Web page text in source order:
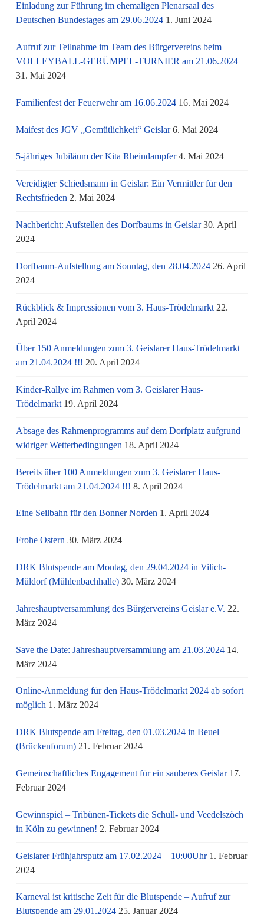
Einladung zur Führung im ehemaligen Plenarsaal des
Deutschen Bundestages am 29.06.2024 1. Juni 2024
Aufruf zur Teilnahme im Team des Bürgervereins beim
VOLLEYBALL-GERÜMPEL-TURNIER am 21.06.2024
31. Mai 2024
Familienfest der Feuerwehr am 16.06.2024 16. Mai 2024
Maifest des JGV „Gemütlichkeit“ Geislar 6. Mai 2024
5-jähriges Jubiläum der Kita Rheindampfer 4. Mai 2024
Vereidigter Schiedsmann in Geislar: Ein Vermittler für den
Rechtsfrieden 2. Mai 2024
Nachbericht: Aufstellen des Dorfbaums in Geislar 30. April
2024
Dorfbaum-Aufstellung am Sonntag, den 28.04.2024 26. April
2024
Rückblick & Impressionen vom 3. Haus-Trödelmarkt 22.
April 2024
Über 150 Anmeldungen zum 3. Geislarer Haus-Trödelmarkt
am 21.04.2024 !!! 20. April 2024
Kinder-Rallye im Rahmen vom 3. Geislarer Haus-
Trödelmarkt 19. April 2024
Absage des Rahmenprogramms auf dem Dorfplatz aufgrund
widriger Wetterbedingungen 18. April 2024
Bereits über 100 Anmeldungen zum 3. Geislarer Haus-
Trödelmarkt am 21.04.2024 !!! 8. April 2024
Eine Seilbahn für den Bonner Norden 1. April 2024
Frohe Ostern 30. März 2024
DRK Blutspende am Montag, den 29.04.2024 in Vilich-
Müldorf (Mühlenbachhalle) 30. März 2024
Jahreshauptversammlung des Bürgervereins Geislar e.V. 22.
März 2024
Save the Date: Jahreshauptversammlung am 21.03.2024 14.
März 2024
Online-Anmeldung für den Haus-Trödelmarkt 2024 ab sofort
möglich 1. März 2024
DRK Blutspende am Freitag, den 01.03.2024 in Beuel
(Brückenforum) 21. Februar 2024
Gemeinschaftliches Engagement für ein sauberes Geislar 17.
Februar 2024
Gewinnspiel – Tribünen-Tickets die Schull- und Veedelszöch
in Köln zu gewinnen! 2. Februar 2024
Geislarer Frühjahrsputz am 17.02.2024 – 10:00Uhr 1. Februar
2024
Karneval ist kritische Zeit für die Blutspende – Aufruf zur
Blutspende am 29.01.2024 25. Januar 2024